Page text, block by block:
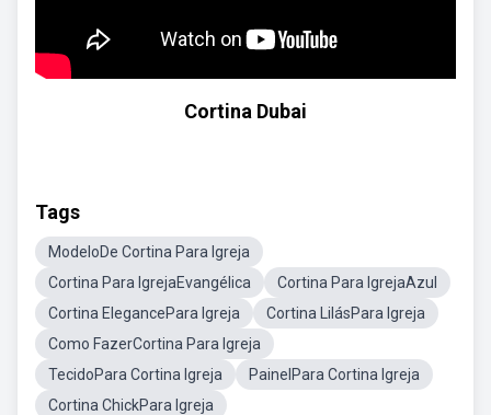
Cortina Dubai
Tags
ModeloDe Cortina Para Igreja
Cortina Para IgrejaEvangélica
Cortina Para IgrejaAzul
Cortina ElegancePara Igreja
Cortina LilásPara Igreja
Como FazerCortina Para Igreja
TecidoPara Cortina Igreja
PainelPara Cortina Igreja
Cortina ChickPara Igreja